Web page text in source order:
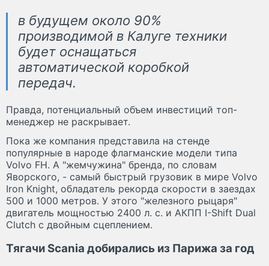
в будущем около 90%
производимой в Калуге техники
будет оснащаться
автоматической коробкой
передач.
Правда, потенциальный объем инвестиций топ-
менеджер не раскрывает.
Пока же компания представила на стенде
популярные в народе флагманские модели типа
Volvo FH. А "жемчужина" бренда, по словам
Яворского, - самый быстрый грузовик в мире Volvo
Iron Knight, обладатель рекорда скорости в заездах
500 и 1000 метров. У этого "железного рыцаря"
двигатель мощностью 2400 л. с. и АКПП I-Shift Dual
Clutch с двойным сцеплением.
Тягачи Scania добирались из Парижа за год